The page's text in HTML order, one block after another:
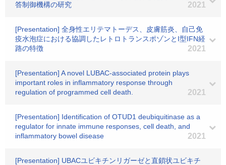
答制御機構の研究
2021
[Presentation] 全身性エリテマトーデス、皮膚筋炎、自己免
疫水泡症における協調したレトロトランスポゾンとI型IFN経
路の特徴
2021
[Presentation] A novel LUBAC-associated protein plays
important roles in inflammatory response through
regulation of programmed cell death.
2021
[Presentation] Identification of OTUD1 deubiquitinase as a
regulator for innate immune responses, cell death, and
inflammatory bowel disease
2021
[Presentation] UBACユビキチンリガーゼと直鎖状ユビキチ